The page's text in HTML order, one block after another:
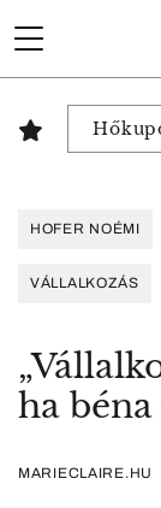
HOFER NOÉMI
VÁLLALKOZÁS
ha
MARIECLAIRE.HU